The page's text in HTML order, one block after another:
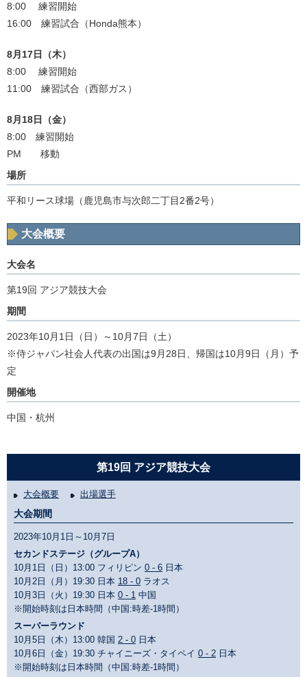
8:00 練習開始
16:00 練習試合（Honda熊本）
8月17日（木）
8:00 練習開始
11:00 練習試合（西部ガス）
8月18日（金）
8:00 練習開始
PM 移動
場所
平和リース球場（鹿児島市与次郎二丁目2番2号）
大会概要
大会名
第19回 アジア競技大会
期間
2023年10月1日（日）～10月7日（土）
※侍ジャパン社会人代表の出国は9月28日、帰国は10月9日（月）予
定
開催地
中国・杭州
第19回 アジア競技大会
大会概要 出場選手
大会期間
2023年10月1日～10月7日
セカンドステージ（グループA）
10月1日（日）13:00 フィリピン 0 - 6 日本
10月2日（月）19:30 日本 18 - 0 ラオス
10月3日（火）19:30 日本 0 - 1 中国
※開始時刻は日本時間（中国:時差-1時間）
スーパーラウンド
10月5日（木）13:00 韓国 2 - 0 日本
10月6日（金）19:30 チャイニーズ・タイペイ 0 - 2 日本
※開始時刻は日本時間（中国:時差-1時間）